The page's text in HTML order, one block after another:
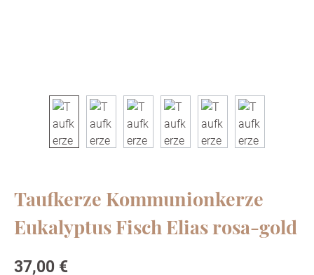
Taufkerze Kommunionkerze
Eukalyptus Fisch Elias rosa-gold
Regulärer Preis:
37,00 €